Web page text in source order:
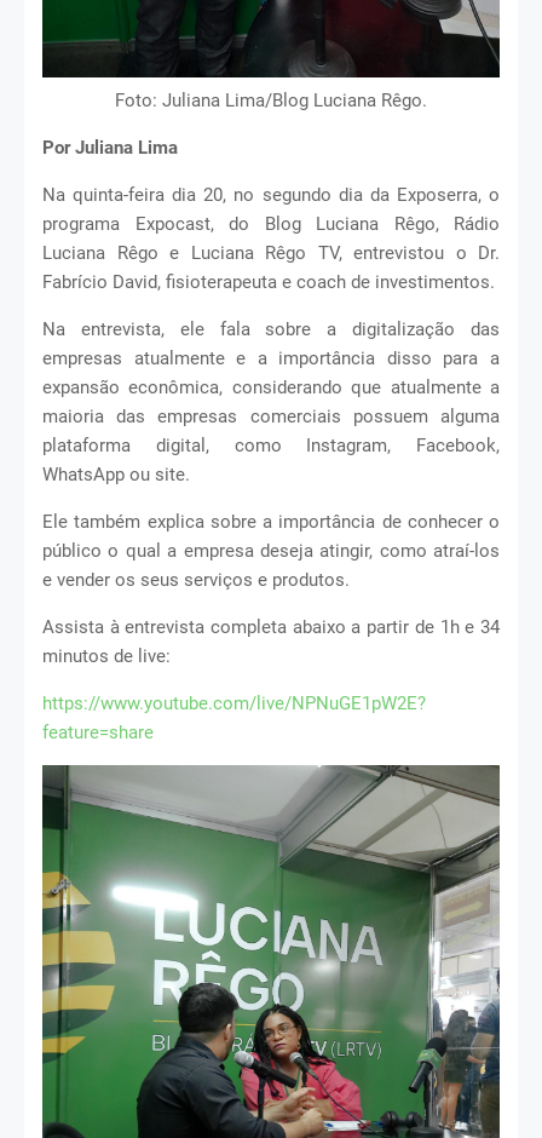
Foto: Juliana Lima/Blog Luciana Rêgo.
Por Juliana Lima
Na quinta-feira dia 20, no segundo dia da Exposerra, o
programa Expocast, do Blog Luciana Rêgo, Rádio
Luciana Rêgo e Luciana Rêgo TV, entrevistou o Dr.
Fabrício David, fisioterapeuta e coach de investimentos.
Na entrevista, ele fala sobre a digitalização das
empresas atualmente e a importância disso para a
expansão econômica, considerando que atualmente a
maioria das empresas comerciais possuem alguma
plataforma digital, como Instagram, Facebook,
WhatsApp ou site.
Ele também explica sobre a importância de conhecer o
público o qual a empresa deseja atingir, como atraí-los
e vender os seus serviços e produtos.
Assista à entrevista completa abaixo a partir de 1h e 34
minutos de live:
https://www.youtube.com/live/NPNuGE1pW2E?
feature=share